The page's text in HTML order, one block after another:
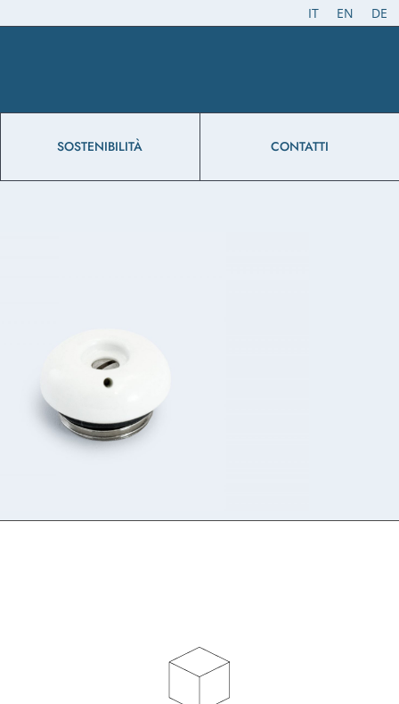
IT EN DE
SOSTENIBILITÀ CONTATTI